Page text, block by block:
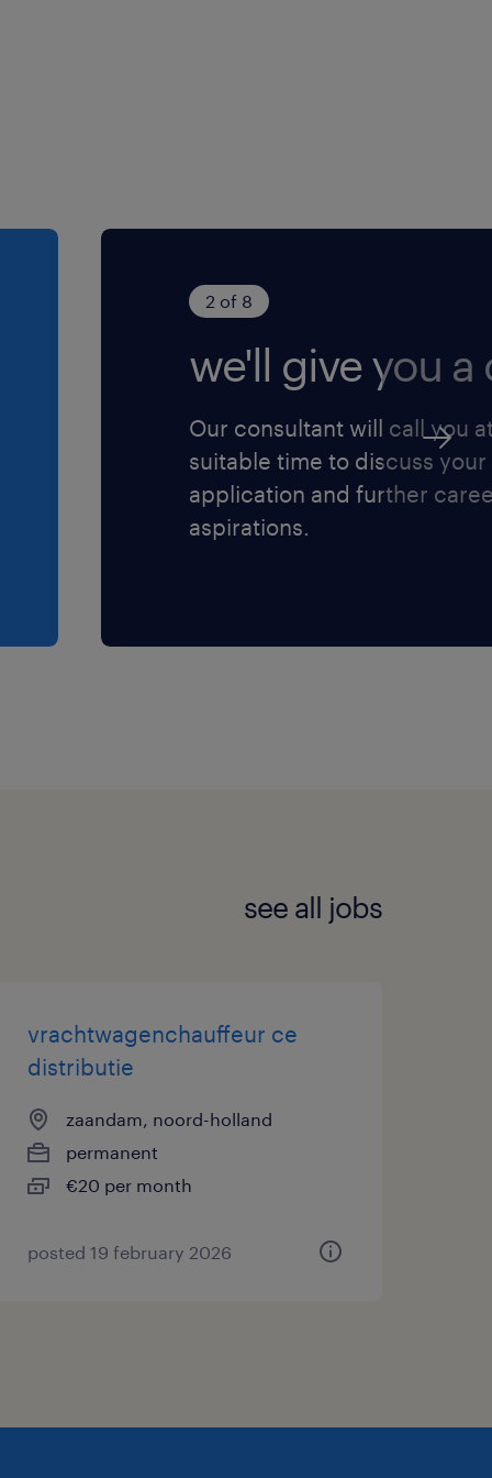
denken ze met je mee
op pad gaat
iedereen die zich
2 of 8
we'll give you a
Our consultant will call you
suitable time to discuss your
application and further
aspirations.
see all jobs
vrachtwagenchauffeur ce
distributie
zaandam, noord-holland
permanent
€20 per month
posted 19 february 2026